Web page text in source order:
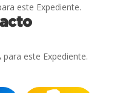
este Expediente.
este Expediente.